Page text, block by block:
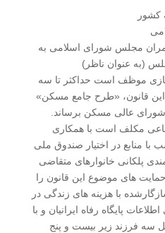
کشور
مجلس شورای اسلامی به
(به عنوان ناظر)
موظف است حداکثر تا سه
این قانون، «طرح جامع مسکن»
شورای عالی مسکن برساند.
مکلف است با همکاری
منابع در اختیار صندوق ملی
پلکانی خانوارهای متقاضی
حمایت های موضوع این قانون را
با هزینه های زندگی در
پایگاه رفاه ایرانیان و با
سه فرزند زیر بیست و پنج